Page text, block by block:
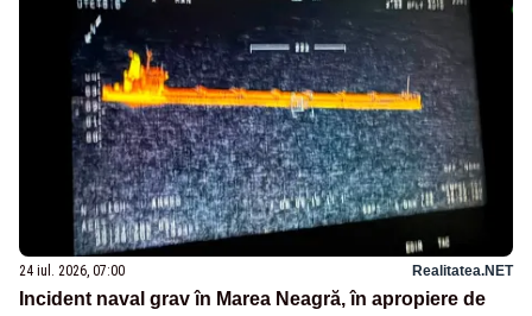
24 iul. 2026, 07:00 Realitatea.NET
Incident naval grav în Marea Neagră, în apropiere de